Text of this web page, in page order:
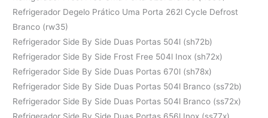
Refrigerador Degelo Prático Uma Porta 262l Cycle Defrost
Branco (rw35)
Refrigerador Side By Side Duas Portas 504l (sh72b)
Refrigerador Side By Side Frost Free 504l Inox (sh72x)
Refrigerador Side By Side Duas Portas 670l (sh78x)
Refrigerador Side By Side Duas Portas 504l Branco (ss72b)
Refrigerador Side By Side Duas Portas 504l Branco (ss72x)